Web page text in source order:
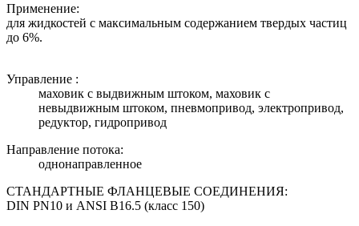
Применение:
для жидкостей с максимальным содержанием твердых частиц
до 6%.
Управление :
маховик с выдвижным штоком, маховик с
невыдвижным штоком, пневмопривод, электропривод,
редуктор, гидропривод
Направление потока:
однонаправленное
СТАНДАРТНЫЕ ФЛАНЦЕВЫЕ СОЕДИНЕНИЯ:
DIN PN10 и ANSI B16.5 (класс 150)